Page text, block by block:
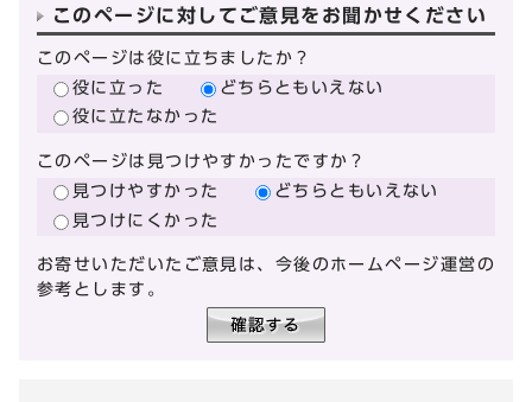
このページに対してご意見をお聞かせください
このページは役に立ちましたか？
役に立った
どちらともいえない
役に立たなかった
このページは見つけやすかったですか？
見つけやすかった
どちらともいえない
見つけにくかった
お寄せいただいたご意見は、今後のホームページ運営の
参考とします。